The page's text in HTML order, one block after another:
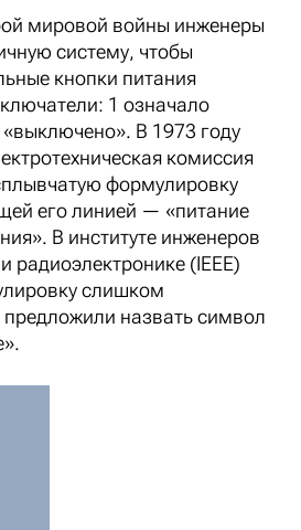
мировой войны инженеры
систему, чтобы
кнопки питания
1 означало
В 1973 году
комиссия
формулировку
его линией — «питание
В институте инженеров
радиоэлектронике (IEEE)
слишком
назвать символ